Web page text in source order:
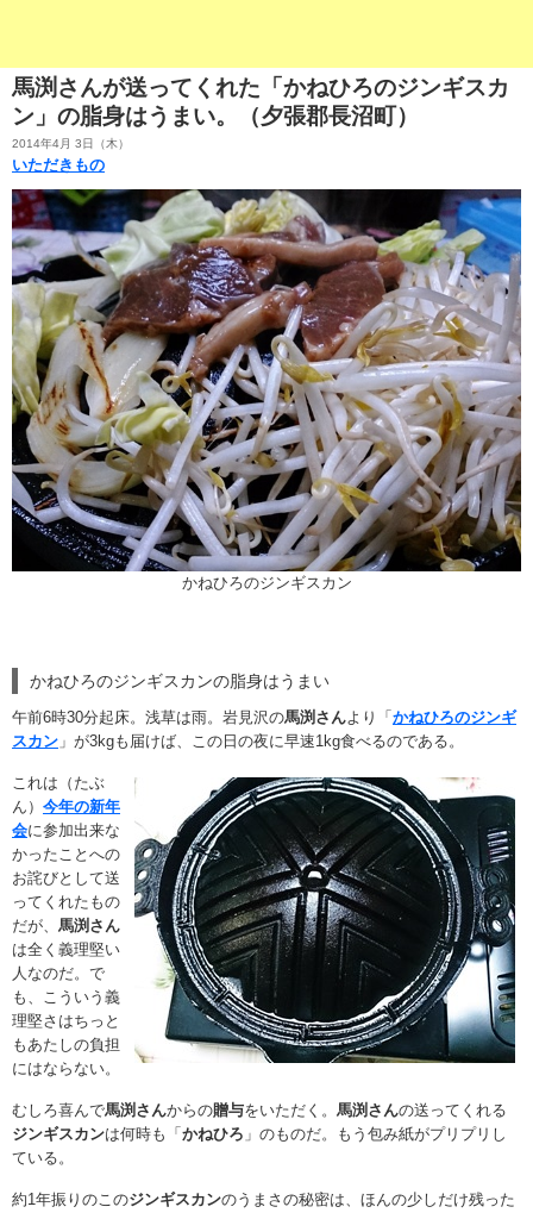
馬渕さんが送ってくれた「かねひろのジンギスカ
ン」の脂身はうまい。（夕張郡長沼町）
2014年4月 3日（木）
いただきもの
かねひろのジンギスカン
かねひろのジンギスカンの脂身はうまい
午前6時30分起床。浅草は雨。岩見沢の馬渕さんより「 かねひろのジンギ
スカン 」が3kgも届けば、この日の夜に早速1kg食べるのである。
これは（たぶ
ん） 今年の新年
会に参加出来な
かったことへの
お詫びとして送
ってくれたもの
だが、 馬渕さん
は全く義理堅い
人なのだ。で
も、こういう義
理堅さはちっと
もあたしの負担
にはならない。
むしろ喜んで馬渕さんからの贈与をいただく。 馬渕さんの送ってくれる
ジンギスカンは何時も「 かねひろ 」のものだ。もう包み紙がプリプリし
ている。
約1年振りのこのジンギスカンのうまさの秘密は、ほんの少しだけ残った